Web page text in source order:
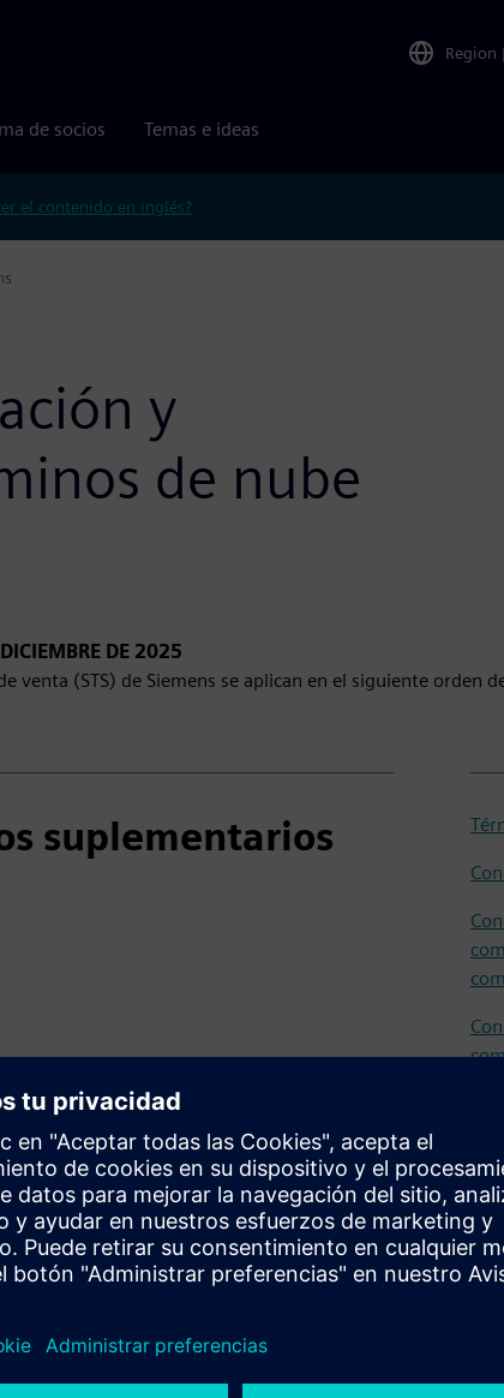
Region |
de socios Temas e ideas
el contenido en inglés?
y
de nube
DE 2025
venta (STS) de Siemens se aplican en el siguiente orden
suplementarios